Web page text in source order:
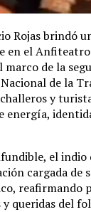
Rojas brindó
en el
marco de la
de la
y
energía,
el indio
cargada de
reafirmando
y queridas del